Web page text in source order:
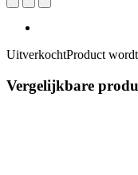
UitverkochtProduct
Vergelijkbare